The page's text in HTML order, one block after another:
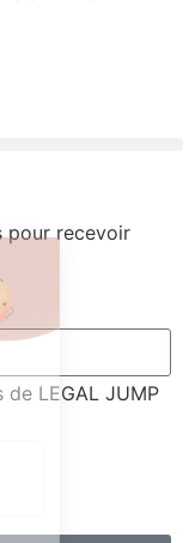
recevoir
LEGAL JUMP
pour vous envoyer